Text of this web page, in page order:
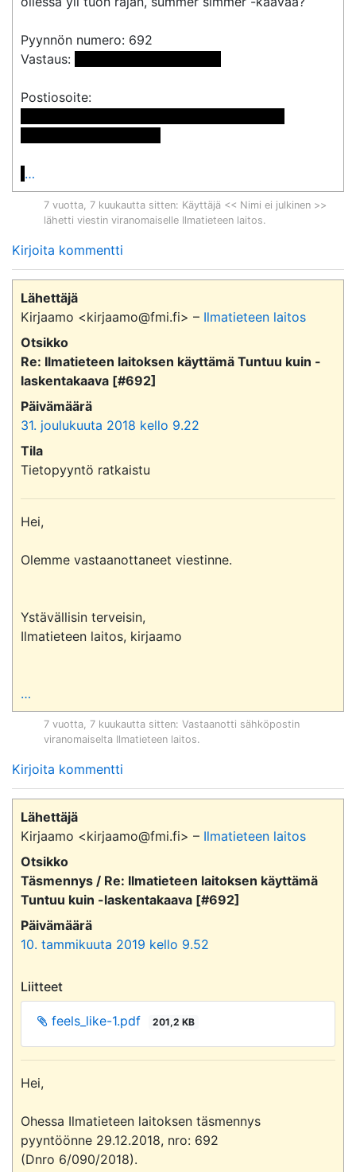
Pyynnön numero: 692
Vastaus:
…
7 vuotta, 7 kuukautta sitten: Käyttäjä << Nimi ei julkinen >>
lähetti viestin viranomaiselle Ilmatieteen laitos.
Kirjoita kommentti
Lähettäjä
Kirjaamo <kirjaamo@fmi.fi> – Ilmatieteen laitos
Otsikko
Re: Ilmatieteen laitoksen käyttämä Tuntuu kuin -
laskentakaava [#692]
Päivämäärä
31. joulukuuta 2018 kello 9.22
Tila
Tietopyyntö ratkaistu
Hei,
Olemme vastaanottaneet viestinne.
Ystävällisin terveisin,
Ilmatieteen laitos, kirjaamo
…
7 vuotta, 7 kuukautta sitten: Vastaanotti sähköpostin
viranomaiselta Ilmatieteen laitos.
Kirjoita kommentti
Lähettäjä
Kirjaamo <kirjaamo@fmi.fi> – Ilmatieteen laitos
Otsikko
Täsmennys / Re: Ilmatieteen laitoksen käyttämä
Tuntuu kuin -laskentakaava [#692]
Päivämäärä
10. tammikuuta 2019 kello 9.52
Liitteet
feels_like-1.pdf 201,2 KB
Hei,
Ohessa Ilmatieteen laitoksen täsmennys
pyyntöönne 29.12.2018, nro: 692
(Dnro 6/090/2018).